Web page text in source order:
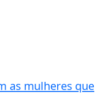
as mulheres que